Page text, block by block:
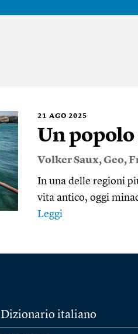
21 AGO 2025
Un
Volker Saux,Geo,
In una delle regioni
vita antico, oggi
Leggi
Dizionario italiano